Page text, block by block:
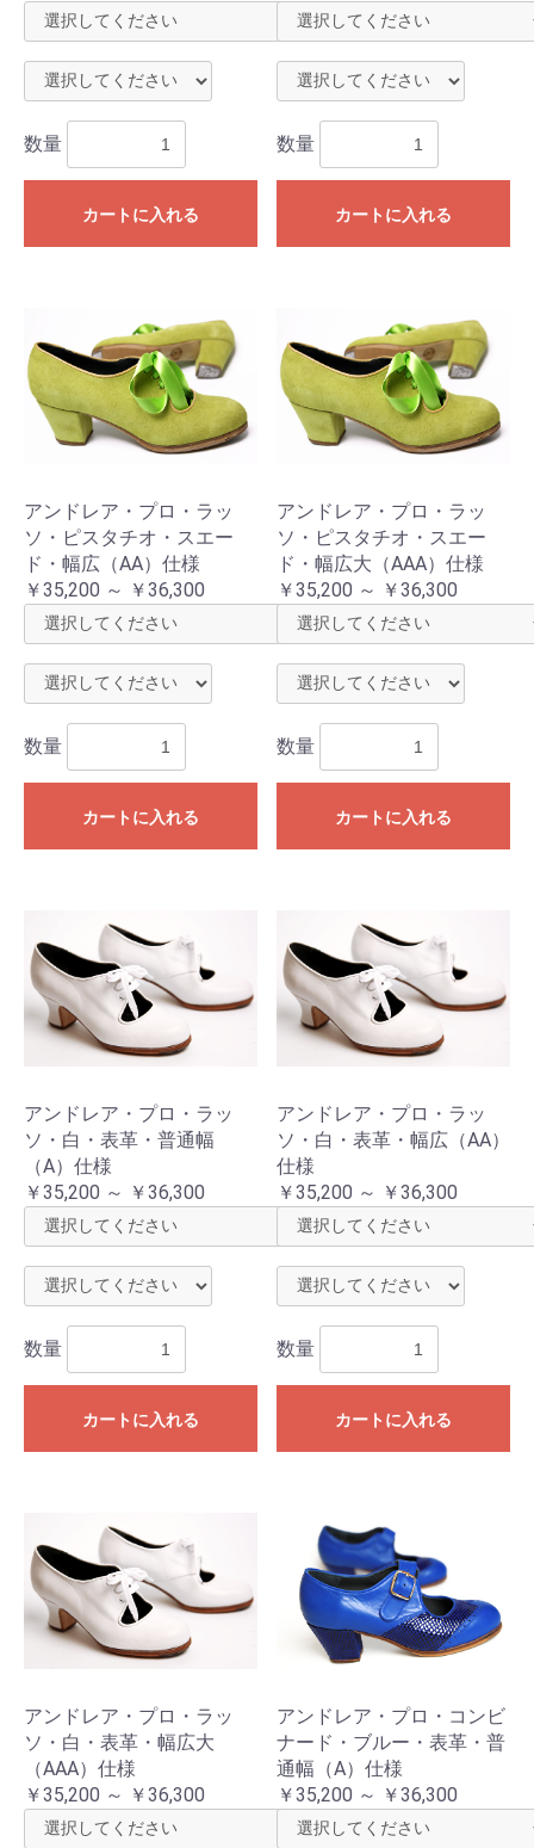
数量
カートに入れる
数量
カートに入れる
アンドレア・プロ・ラッ
ソ・ピスタチオ・スエー
ド・幅広（AA）仕様
￥35,200 ～ ￥36,300
数量
カートに入れる
アンドレア・プロ・ラッ
ソ・ピスタチオ・スエー
ド・幅広大（AAA）仕様
￥35,200 ～ ￥36,300
数量
カートに入れる
アンドレア・プロ・ラッ
ソ・白・表革・普通幅
（A）仕様
￥35,200 ～ ￥36,300
数量
カートに入れる
アンドレア・プロ・ラッ
ソ・白・表革・幅広（AA）
仕様
￥35,200 ～ ￥36,300
数量
カートに入れる
アンドレア・プロ・ラッ
ソ・白・表革・幅広大
（AAA）仕様
￥35,200 ～ ￥36,300
アンドレア・プロ・コンビ
ナード・ブルー・表革・普
通幅（A）仕様
￥35,200 ～ ￥36,300